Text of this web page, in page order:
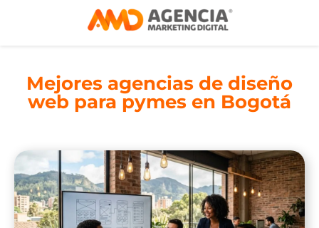
Mejores agencias de diseño
web para pymes en Bogotá